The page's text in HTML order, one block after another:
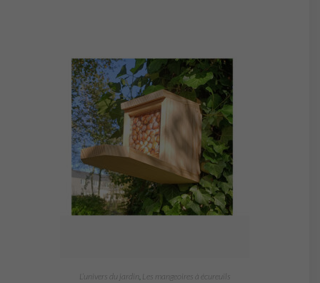
L’univers du jardin, Les mangeoires à écureuils